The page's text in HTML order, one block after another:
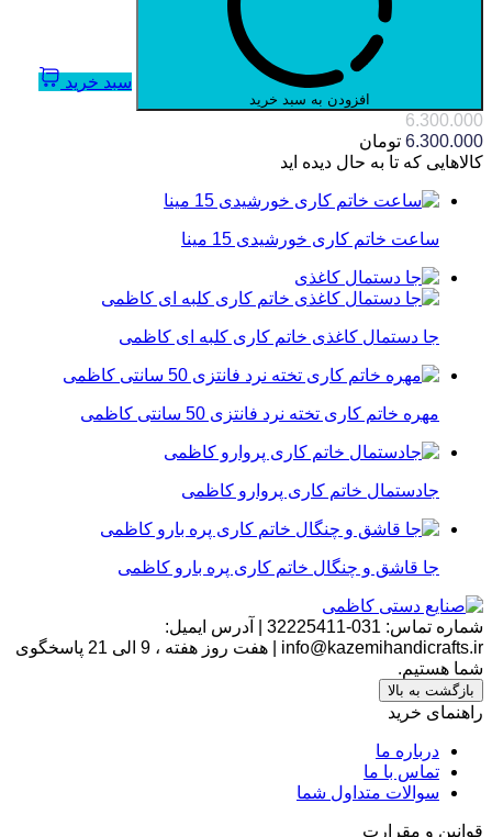
افزودن به سبد خرید
سبد خرید
6.300.000
6.300.000 تومان
کالاهایی که تا به حال دیده اید
ساعت خاتم کاری خورشیدی 15 مینا
جا دستمال کاغذی خاتم کاری کلبه ای کاظمی
مهره خاتم کاری تخته نرد فانتزی 50 سانتی کاظمی
جادستمال خاتم کاری پروارو کاظمی
جا قاشق و چنگال خاتم کاری پره بارو کاظمی
شماره تماس: 031-32225411
آدرس ایمیل:
info@kazemihandicrafts.ir
هفت روز هفته ، 9 الی 21 پاسخگوی
شما هستیم.
بازگشت به بالا
راهنمای خرید
درباره ما
تماس با ما
سوالات متداول شما
قوانین و مقرارت